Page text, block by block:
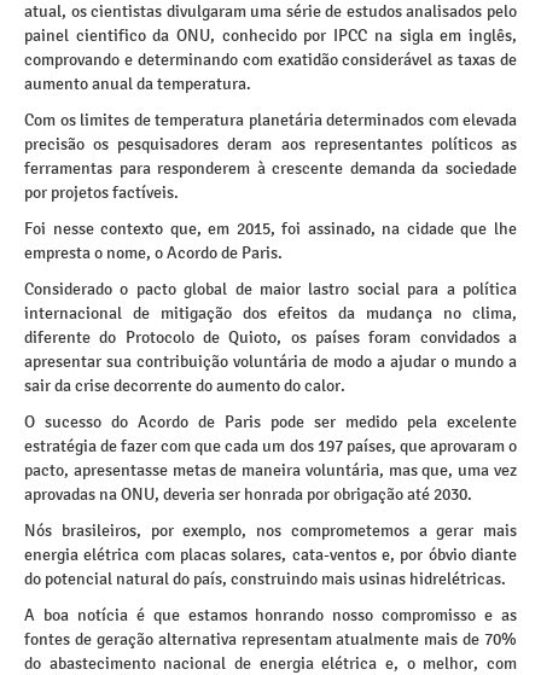
atual, os cientistas divulgaram uma série de estudos analisados pelo
painel cientifico da ONU, conhecido por IPCC na sigla em inglês,
comprovando e determinando com exatidão considerável as taxas de
aumento anual da temperatura.
Com os limites de temperatura planetária determinados com elevada
precisão os pesquisadores deram aos representantes políticos as
ferramentas para responderem à crescente demanda da sociedade
por projetos factíveis.
Foi nesse contexto que, em 2015, foi assinado, na cidade que lhe
empresta o nome, o Acordo de Paris.
Considerado o pacto global de maior lastro social para a política
internacional de mitigação dos efeitos da mudança no clima,
diferente do Protocolo de Quioto, os países foram convidados a
apresentar sua contribuição voluntária de modo a ajudar o mundo a
sair da crise decorrente do aumento do calor.
O sucesso do Acordo de Paris pode ser medido pela excelente
estratégia de fazer com que cada um dos 197 países, que aprovaram o
pacto, apresentasse metas de maneira voluntária, mas que, uma vez
aprovadas na ONU, deveria ser honrada por obrigação até 2030.
Nós brasileiros, por exemplo, nos comprometemos a gerar mais
energia elétrica com placas solares, cata-ventos e, por óbvio diante
do potencial natural do país, construindo mais usinas hidrelétricas.
A boa notícia é que estamos honrando nosso compromisso e as
fontes de geração alternativa representam atualmente mais de 70%
do abastecimento nacional de energia elétrica e, o melhor, com